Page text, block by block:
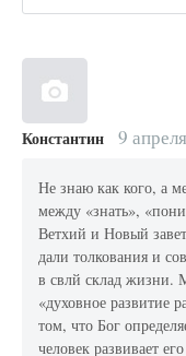
Константин 9
Не знаю как кого, а
между «знать»,
Ветхий и Новый
дали толкования и
в свлй склад жизни.
«духовное развитие
том, что Бог
человек развивает